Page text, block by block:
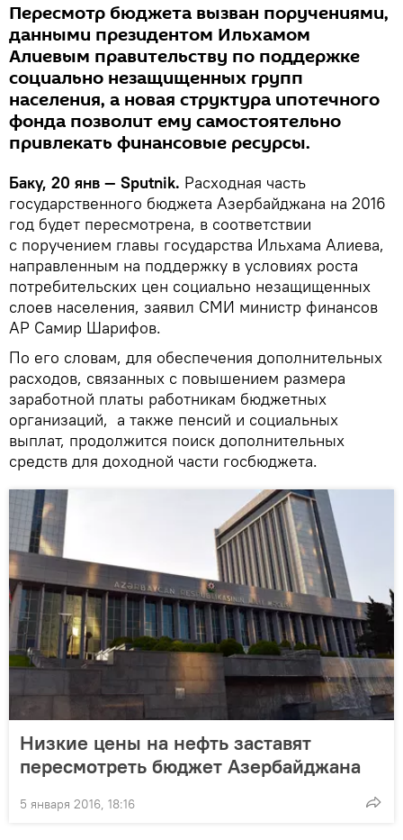
Пересмотр бюджета вызван поручениями,
данными президентом Ильхамом
Алиевым правительству по поддержке
социально незащищенных групп
населения, а новая структура ипотечного
фонда позволит ему самостоятельно
привлекать финансовые ресурсы.
Баку, 20 янв — Sputnik. Расходная часть
государственного бюджета Азербайджана на 2016
год будет пересмотрена, в соответствии
с поручением главы государства Ильхама Алиева,
направленным на поддержку в условиях роста
потребительских цен социально незащищенных
слоев населения, заявил СМИ министр финансов
АР Самир Шарифов.
По его словам, для обеспечения дополнительных
расходов, связанных с повышением размера
заработной платы работникам бюджетных
организаций, а также пенсий и социальных
выплат, продолжится поиск дополнительных
средств для доходной части госбюджета.
Низкие цены на нефть заставят
пересмотреть бюджет Азербайджана
5 января 2016, 18:16